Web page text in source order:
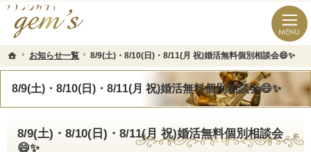
ホーム
お知らせ一覧 8/9(土)・8/10(日)・8/11(月 祝)婚活無料個別相談会😄✨
8/9(土)・8/10(日)・8/11(月 祝)婚活無料個別相談会😄✨
長崎県の婚活なら結婚相談所のマリッジカフェgem’ｓ（ジェムズ）
長崎県長崎市の結婚相談所マリッジカフェgem's(ジェムズ)
8/9(土)・8/10(日)・8/11(月 祝)婚活無料個別相談会
😄✨
ホーム
お知らせ一覧 8/9(土)・8/10(日)・8/11(月 祝)婚活無料個別相談会😄✨